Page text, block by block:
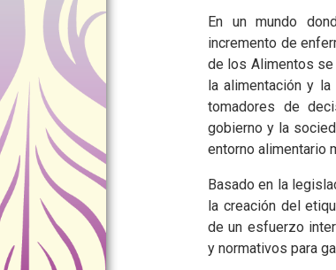
En un mundo
incremento de
de los Alimentos se
la alimentación y
tomadores de
gobierno y la
entorno alimentario
Basado en la
la creación del
de un esfuerzo
y normativos para